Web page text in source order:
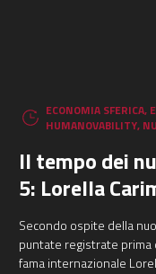
ECONOMIA SFERICA,
HUMANOVABILITY,
Il tempo dei
5: Lorella
Secondo ospite della
puntate registrate prima
fama internazionale